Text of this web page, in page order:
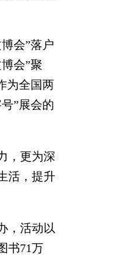
会”落户
会”聚
为全国两
”展会的
，更为深
活，提升
，活动以
书71万